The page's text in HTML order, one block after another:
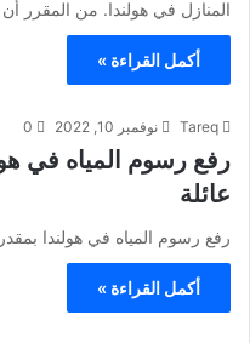
المنازل في هولندا. من المقرر
أكمل القراءة »
Tareq نوفمبر 10, 2022 0
عائلة
رفع رسوم المياه في هولندا بمقدر 30 يورو لكل عائلة
أكمل القراءة »